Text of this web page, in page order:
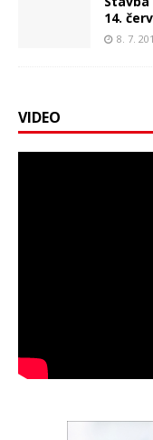
14.
8. 7.
VIDEO